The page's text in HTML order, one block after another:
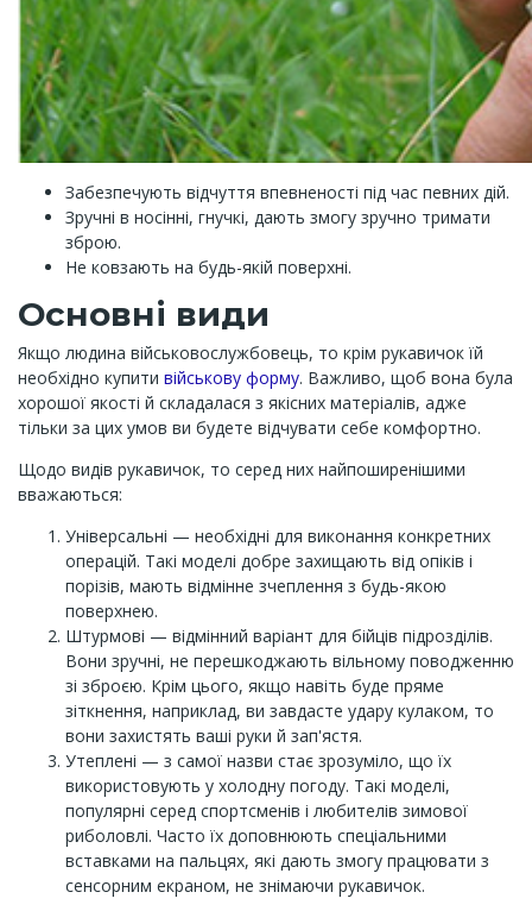
Забезпечують відчуття впевненості під час певних дій.
Зручні в носінні, гнучкі, дають змогу зручно тримати
зброю.
Не ковзають на будь-якій поверхні.
Основні види
Якщо людина військовослужбовець, то крім рукавичок їй
необхідно купити військову форму. Важливо, щоб вона була
хорошої якості й складалася з якісних матеріалів, адже
тільки за цих умов ви будете відчувати себе комфортно.
Щодо видів рукавичок, то серед них найпоширенішими
вважаються:
Універсальні — необхідні для виконання конкретних
операцій. Такі моделі добре захищають від опіків і
порізів, мають відмінне зчеплення з будь-якою
поверхнею.
Штурмові — відмінний варіант для бійців підрозділів.
Вони зручні, не перешкоджають вільному поводженню
зі зброєю. Крім цього, якщо навіть буде пряме
зіткнення, наприклад, ви завдасте удару кулаком, то
вони захистять ваші руки й зап'ястя.
Утеплені — з самої назви стає зрозуміло, що їх
використовують у холодну погоду. Такі моделі,
популярні серед спортсменів і любителів зимової
риболовлі. Часто їх доповнюють спеціальними
вставками на пальцях, які дають змогу працювати з
сенсорним екраном, не знімаючи рукавичок.